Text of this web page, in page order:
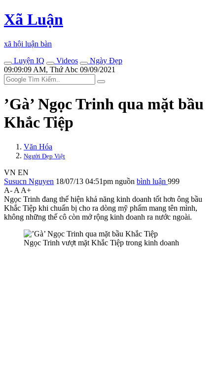
Xã Luận
xã hội luận bàn
Luyện IQ
Videos
Ngày Đẹp
09:09:09 AM, Thứ Abc 09/09/2021
’Gà’ Ngọc Trinh qua mặt bầu
Khắc Tiệp
Văn Hóa
Người Đẹp Việt
VN EN
Susucn Nguyen 18/07/13 04:51pm nguồn bình luận 999
A- A A+
Ngọc Trinh đang thể hiện khả năng kinh doanh tốt hơn ông bầu
Khắc Tiệp khi chuẩn bị cho ra dòng mỹ phẩm mang tên mình,
không những thế cô còn mở rộng kinh doanh ra nước ngoài.
Ngọc Trinh vượt mặt Khắc Tiệp trong kinh doanh